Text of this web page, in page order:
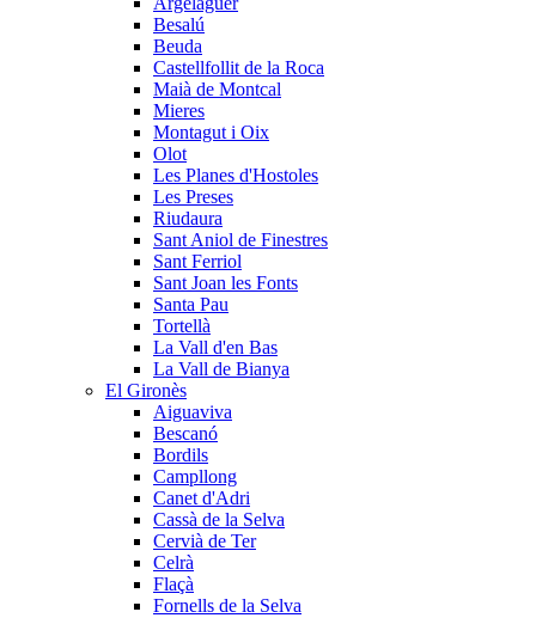
Besalú
Beuda
Castellfollit de la Roca
Maià de Montcal
Mieres
Montagut i Oix
Olot
Les Planes d'Hostoles
Les Preses
Riudaura
Sant Aniol de Finestres
Sant Ferriol
Sant Joan les Fonts
Santa Pau
Tortellà
La Vall d'en Bas
La Vall de Bianya
El Gironès
Aiguaviva
Bescanó
Bordils
Campllong
Canet d'Adri
Cassà de la Selva
Cervià de Ter
Celrà
Flaçà
Fornells de la Selva